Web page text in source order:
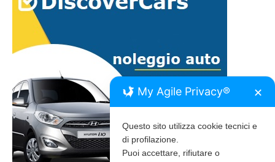
My Agile Privacy® ✕
Questo sito utilizza cookie tecnici e
di profilazione.
Puoi accettare, rifiutare o